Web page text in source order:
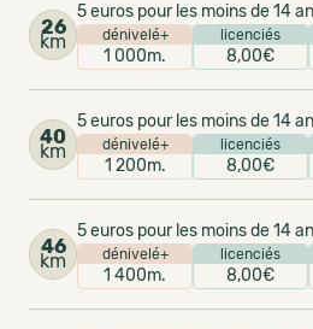
26
km
5 euros pour les moins de 14
dénivelé+
1 000m.
licenciés
8,00€
40
km
5 euros pour les moins de 14
dénivelé+
1 200m.
licenciés
8,00€
46
km
5 euros pour les moins de 14
dénivelé+
1 400m.
licenciés
8,00€